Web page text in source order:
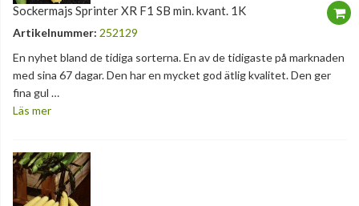
Sockermajs Sprinter XR F1 SB min. kvant. 1K
Artikelnummer: 252129
En nyhet bland de tidiga sorterna. En av de tidigaste på marknaden
med sina 67 dagar. Den har en mycket god ätlig kvalitet. Den ger
fina gul …
Läs mer